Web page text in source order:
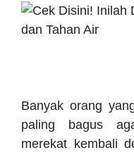
Banyak orang
paling bagus
merekat kembali